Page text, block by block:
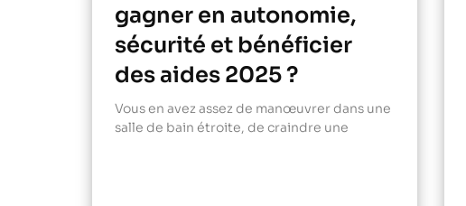
gagner en autonomie,
sécurité et bénéficier
des aides 2025 ?
Vous en avez assez de manœuvrer dans une
salle de bain étroite, de craindre une